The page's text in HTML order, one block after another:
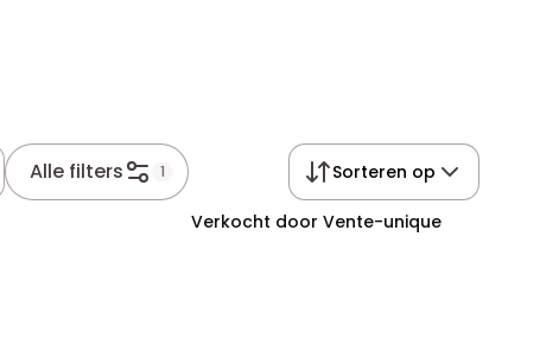
Alle filters 1 Sorteren op
Verkocht door Vente-unique